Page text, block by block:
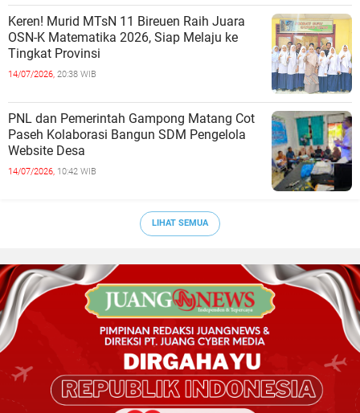
Keren! Murid MTsN 11 Bireuen Raih Juara
OSN-K Matematika 2026, Siap Melaju ke
Tingkat Provinsi
14/07/2026, 20:38 WIB
PNL dan Pemerintah Gampong Matang Cot
Paseh Kolaborasi Bangun SDM Pengelola
Website Desa
14/07/2026, 10:42 WIB
LIHAT SEMUA